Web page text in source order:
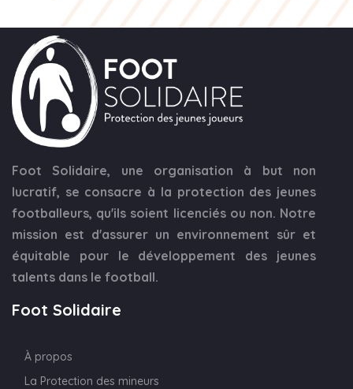
Foot Solidaire, une organisation à but non
lucratif, se consacre à la protection des jeunes
footballeurs, qu'ils soient licenciés ou non. Notre
mission est d'assurer un environnement sûr et
équitable pour le développement des jeunes
talents dans le football.
Foot Solidaire
À propos
La Protection des mineurs